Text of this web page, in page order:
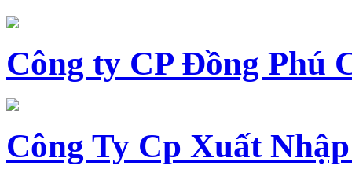
Công ty CP Đồng Phú
Công Ty Cp Xuất